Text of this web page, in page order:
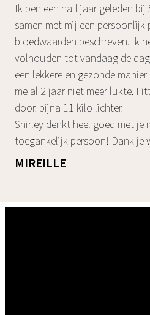
Ik ben een half jaar geleden bij
samen met mij een
bloedwaarden beschreven. Ik
volhouden tot vandaag de
een lekkere en gezonde
me al 2 jaar niet meer lukte.
door. bijna 11 kilo lichter.
Shirley denkt heel goed met je
toegankelijk persoon! Dank je
MIREILLE